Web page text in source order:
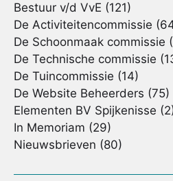
Bestuur v/d VvE (121)
De Activiteitencommissie
De Schoonmaak commissie
De Technische commissie
De Tuincommissie (14)
De Website Beheerders (75)
Elementen BV Spijkenisse
In Memoriam (29)
Nieuwsbrieven (80)